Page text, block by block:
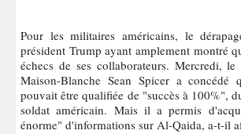
Pour les militaires américains, le
président Trump ayant amplement montré
échecs de ses collaborateurs. Mercredi,
Maison-Blanche Sean Spicer a concédé
pouvait être qualifiée de "succès à 100%",
soldat américain. Mais il a permis
énorme" d'informations sur Al-Qaida, a-t-il